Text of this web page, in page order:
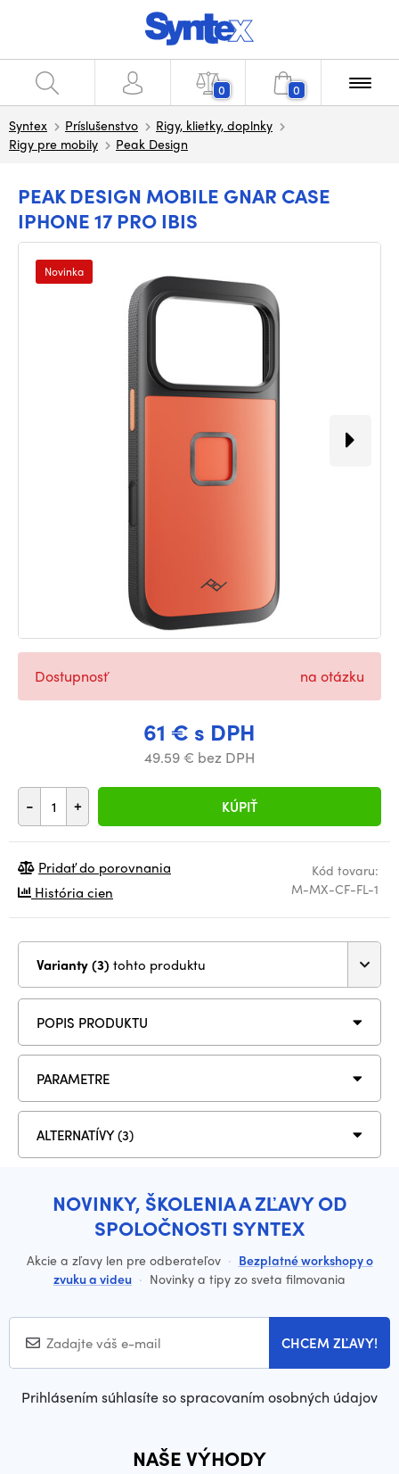
0 0
Syntex Príslušenstvo
Rigy, klietky, doplnky
Rigy pre mobily
Peak Design
PEAK DESIGN MOBILE GNAR CASE
IPHONE 17 PRO IBIS
Novinka
61 € s DPH
49.59 € bez DPH
- + KÚPIŤ
Dostupnosť na otázku
Kód tovaru:
M-MX-CF-FL-1
Pridať do porovnania
História cien
Varianty (3) tohto produktu
POPIS PRODUKTU
PARAMETRE
ALTERNATÍVY (3)
NOVINKY, ŠKOLENIA A ZĽAVY OD
SPOLOČNOSTI SYNTEX
Akcie a zľavy len pre odberateľov · Bezplatné workshopy o
zvuku a videu · Novinky a tipy zo sveta filmovania
CHCEM ZĽAVY!
Prihlásením súhlasíte so spracovaním osobných údajov
NAŠE VÝHODY